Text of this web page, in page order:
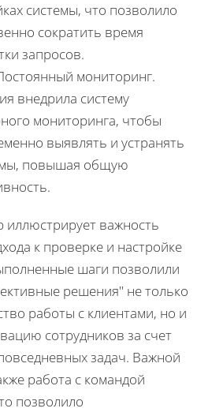
системы, что позволило
сократить время
запросов.
мониторинг.
внедрила систему
мониторинга, чтобы
выявлять и устранять
повышая общую
важность
к проверке и настройке
шаги позволили
решения" не только
работы с клиентами, но и
сотрудников за счет
задач. Важной
работа с командой
позволило